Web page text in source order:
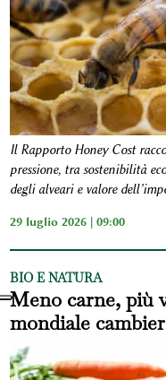
Il Rapporto Honey Cost
pressione, tra sostenibilità
degli alveari e valore
29 luglio 2026 | 09:00
BIO E NATURA
Meno carne, più
mondiale